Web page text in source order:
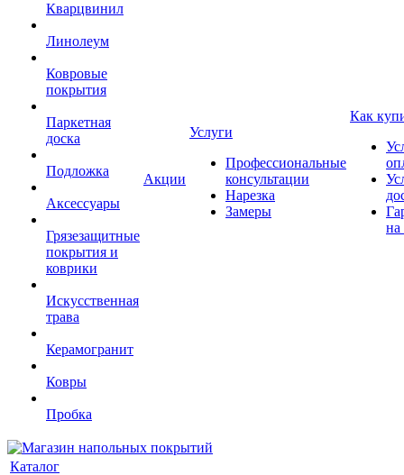
Кварцвинил
Линолеум
Ковровые
покрытия
Паркетная
доска
Подложка
Аксессуары
Грязезащитные
покрытия и
коврики
Искусственная
трава
Керамогранит
Ковры
Пробка
Акции
Услуги
Профессиональные
консультации
Нарезка
Замеры
Как
на
Каталог